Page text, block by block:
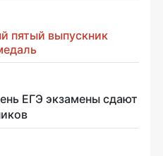
пятый выпускник
ЕГЭ экзамены сдают